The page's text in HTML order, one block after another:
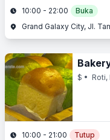
10:00 - 22:00
Buka
$ • Roti,
10:00 - 21:00
Tutup